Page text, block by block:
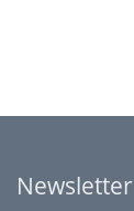
Newsletter